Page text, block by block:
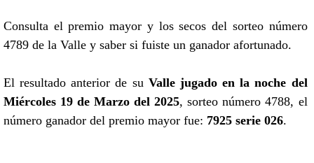
Consulta el premio mayor y los secos del sorteo número
4789 de la Valle y saber si fuiste un ganador afortunado.
El resultado anterior de su Valle jugado en la noche del
Miércoles 19 de Marzo del 2025, sorteo número 4788, el
número ganador del premio mayor fue: 7925 serie 026.